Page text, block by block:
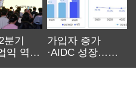
분기
익 역대
가입자 증가
·AIDC 성장…